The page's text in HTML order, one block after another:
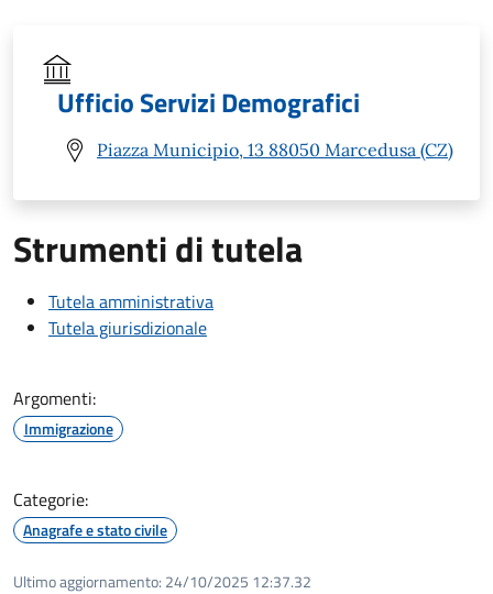
Ufficio Servizi Demografici
Piazza Municipio, 13 88050 Marcedusa (CZ)
Strumenti di tutela
Tutela amministrativa
Tutela giurisdizionale
Argomenti:
Immigrazione
Categorie:
Anagrafe e stato civile
Ultimo aggiornamento: 24/10/2025 12:37.32